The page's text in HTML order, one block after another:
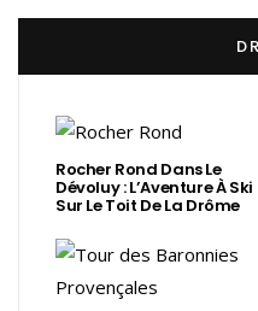
Rocher Rond Dans Le
Dévoluy : L’Aventure À Ski
Sur Le Toit De La Drôme